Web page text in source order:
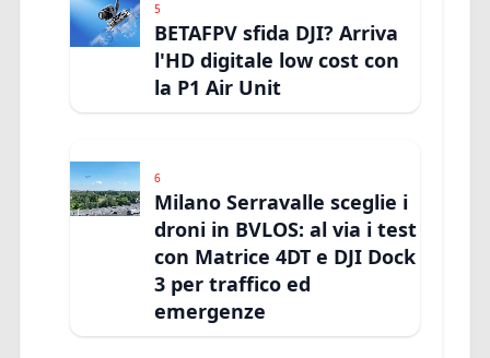
5
BETAFPV sfida DJI? Arriva
l'HD digitale low cost con
la P1 Air Unit
6
Milano Serravalle sceglie i
droni in BVLOS: al via i test
con Matrice 4DT e DJI Dock
3 per traffico ed
emergenze